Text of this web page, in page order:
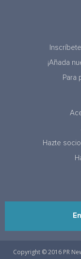
¡Añada
Para
Hazte
Copyright © 2016 PR